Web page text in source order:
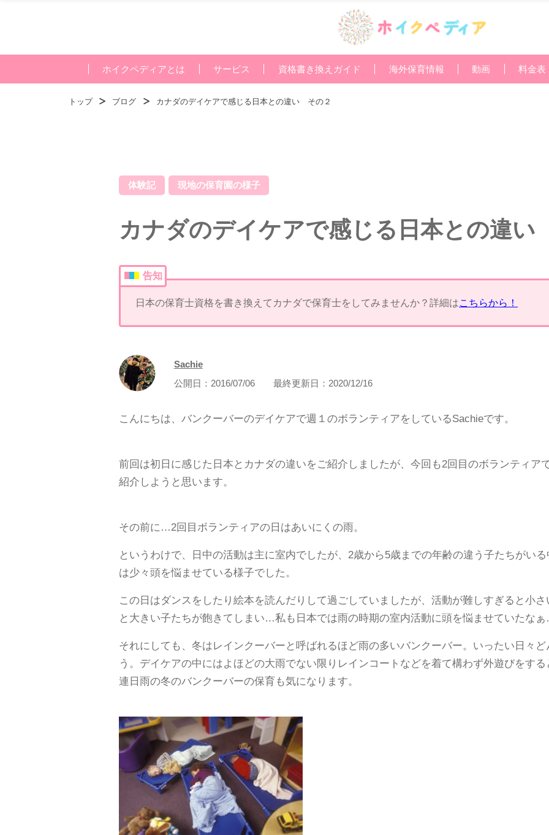
ホイクペディアとは サービス 資格書き換えガイド 海外保育情報 動画 料金表
トップ ブログ カナダのデイケアで感じる日本との違い その２
体験記 現地の保育園の様子
カナダのデイケアで感じる日本との違
告知
日本の保育士資格を書き換えてカナダで保育士をしてみませんか？詳細はこちらから！
Sachie
公開日： 2016/07/06 最終更新日： 2020/12/16
こんにちは、バンクーバーのデイケアで週１のボランティアをしているSachieです。
前回は初日に感じた日本とカナダの違いをご紹介しましたが、今回も2回目のボランティア
紹介しようと思います。
その前に…2回目ボランティアの日はあいにくの雨。
というわけで、日中の活動は主に室内でしたが、2歳から5歳までの年齢の違う子たちがい
は少々頭を悩ませている様子でした。
この日はダンスをしたり絵本を読んだりして過ごしていましたが、活動が難しすぎると小
と大きい子たちが飽きてしまい…私も日本では雨の時期の室内活動に頭を悩ませていたな
それにしても、冬はレインクーバーと呼ばれるほど雨の多いバンクーバー。いったい日々
う。デイケアの中にはよほどの大雨でない限りレインコートなどを着て構わず外遊びをする
連日雨の冬のバンクーバーの保育も気になります。